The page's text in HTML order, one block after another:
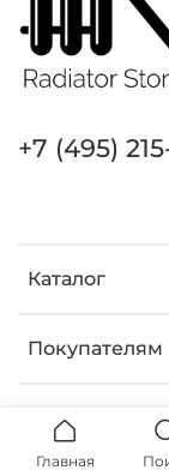
Каталог
Покупателям
+7 (495)
Главная